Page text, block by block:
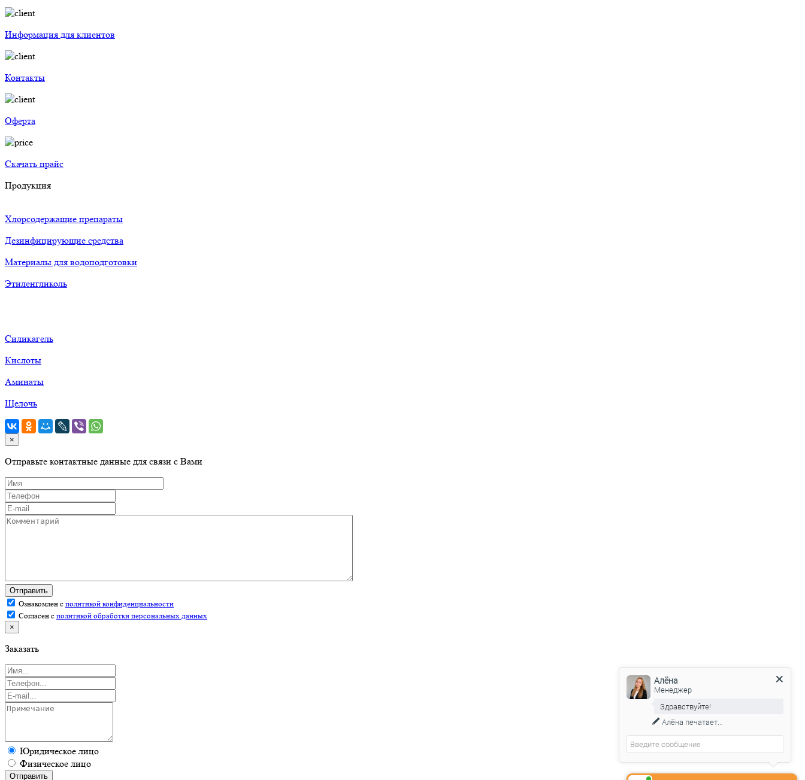
Информация для клиентов
Контакты
Оферта
Скачать прайс
Продукция
Хлорсодержащие препараты
Дезинфицирующие средства
Материалы для водоподготовки
Этиленгликоль
Силикагель
Кислоты
Аминаты
Щелочь
×
Отправьте контактные данные для связи с Вами
Отправить
Ознакомлен с политикой конфиденциальности
Согласен с политикой обработки персональных данных
×
Заказать
Юридическое лицо
Физическое лицо
Отправить
Алёна
Менеджер
Здравствуйте!
Алёна печатает...